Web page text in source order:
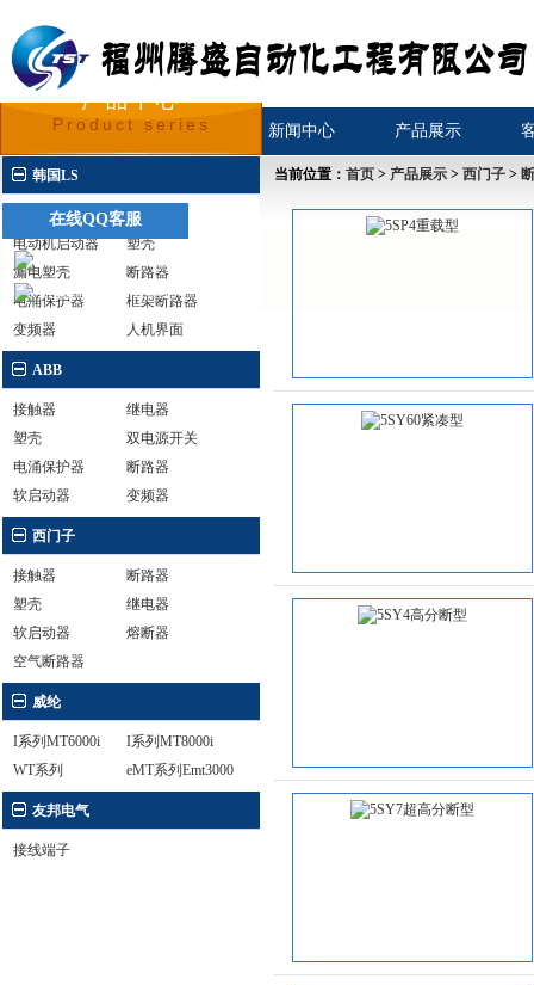
首页 关于我们 新闻中心 产品展示
产品中心
Product series
韩国LS
接触器
继电器
电动机启动器
塑壳
漏电塑壳
断路器
电涌保护器
框架断路器
变频器
人机界面
ABB
接触器
继电器
塑壳
双电源开关
电涌保护器
断路器
软启动器
变频器
西门子
接触器
断路器
塑壳
继电器
软启动器
熔断器
空气断路器
威纶
I系列MT6000i
I系列MT8000i
WT系列
eMT系列Emt3000
友邦电气
接线端子
当前位置： 首页 > 产品展示 > 西门子 >
在线QQ客服